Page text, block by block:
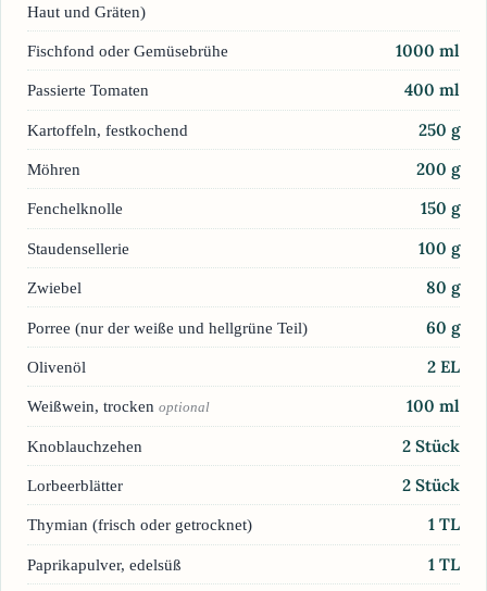
Haut und Gräten)
Fischfond oder Gemüsebrühe 1000 ml
Passierte Tomaten 400 ml
Kartoffeln, festkochend 250 g
Möhren 200 g
Fenchelknolle 150 g
Staudensellerie 100 g
Zwiebel 80 g
Porree (nur der weiße und hellgrüne Teil) 60 g
Olivenöl 2 EL
Weißwein, trocken optional 100 ml
Knoblauchzehen 2 Stück
Lorbeerblätter 2 Stück
Thymian (frisch oder getrocknet) 1 TL
Paprikapulver, edelsüß 1 TL